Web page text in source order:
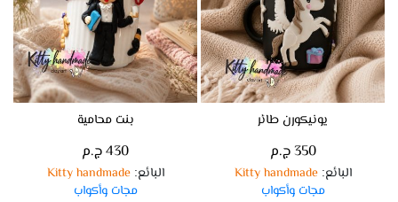
يونيكورن طائر
350 ج.م
البائع:
Kitty handmade
مجات وأكواب
بنت محامية
430 ج.م
البائع:
Kitty handmade
مجات وأكواب